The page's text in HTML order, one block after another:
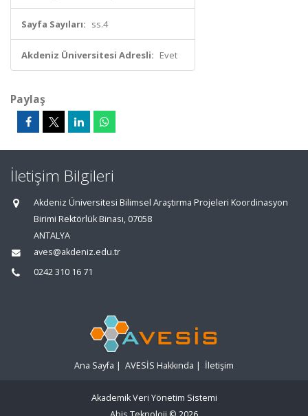
Sayfa Sayıları: ss.4
Akdeniz Üniversitesi Adresli: Evet
Paylaş
İletişim Bilgileri
Akdeniz Üniversitesi Bilimsel Araştırma Projeleri Koordinasyon
Birimi Rektörlük Binası, 07058
ANTALYA
aves@akdeniz.edu.tr
0242 310 16 71
Ana Sayfa | AVESİS Hakkında | İletişim
Akademik Veri Yönetim Sistemi